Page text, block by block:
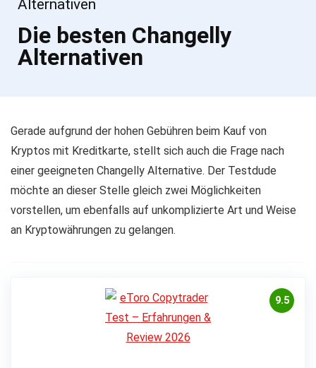
Alternativen
Die besten Changelly
Alternativen
Gerade aufgrund der hohen Gebühren beim Kauf von
Kryptos mit Kreditkarte, stellt sich auch die Frage nach
einer geeigneten Changelly Alternative. Der Testdude
möchte an dieser Stelle gleich zwei Möglichkeiten
vorstellen, um ebenfalls auf unkomplizierte Art und Weise
an Kryptowährungen zu gelangen.
9.5